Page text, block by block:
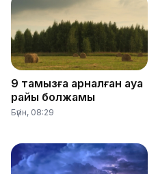
9 тамызға арналған ауа
райы болжамы
Бүгін, 08:29